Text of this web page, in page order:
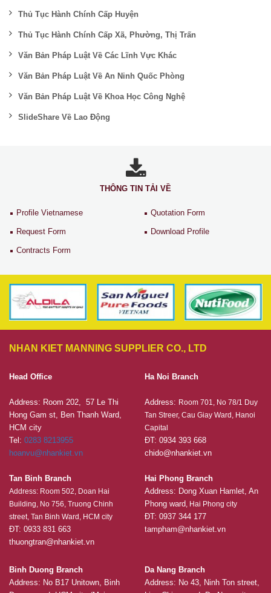
Thủ Tục Hành Chính Cấp Huyện
Thủ Tục Hành Chính Cấp Xã, Phường, Thị Trấn
Văn Bản Pháp Luật Về Các Lĩnh Vực Khác
Văn Bản Pháp Luật Về An Ninh Quốc Phòng
Văn Bản Pháp Luật Về Khoa Học Công Nghệ
SlideShare Về Lao Động
THÔNG TIN TẢI VỀ
Profile Vietnamese Quotation Form
Request Form Download Profile
Contracts Form
NHAN KIET MANNING SUPPLIER CO., LTD
Head Office
Address: Room 202, 57 Le Thi
Hong Gam st, Ben Thanh Ward,
HCM city
Tel: 0283 8213955
hoanvu@nhankiet.vn
Tan Binh Branch
Address: Room 502, Doan Hai
Building, No 756, Truong Chinh
street, Tan Binh Ward, HCM city
ĐT: 0933 831 663
thuongtran@nhankiet.vn
Ha Noi Branch
Address: Room 701, No 78/1 Duy
Tan Streer, Cau Giay Ward, Hanoi
Capital
ĐT: 0934 393 668
chido@nhankiet.vn
Hai Phong Branch
Address: Dong Xuan Hamlet, An
Phong ward , Hai Phong city
ĐT: 0937 344 177
tampham@nhankiet.vn
Binh Duong Branch
Address: No B17 Unitown, Binh
Da Nang Branch
Address: No 43, Ninh Ton street,